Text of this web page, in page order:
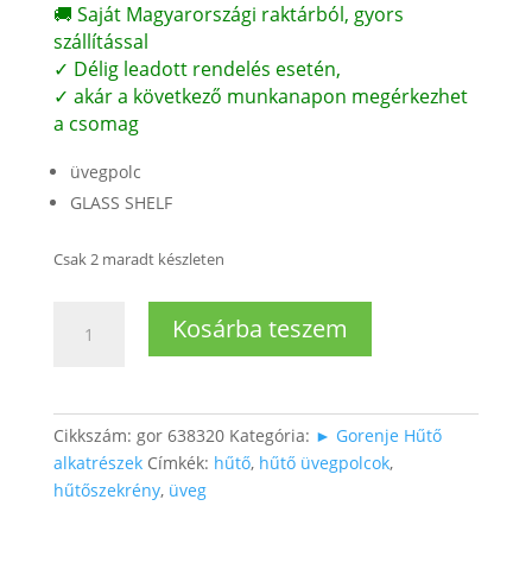
🚚 Saját Magyarországi raktárból, gyors
szállítással
✓ Délig leadott rendelés esetén,
✓ akár a következő munkanapon megérkezhet
a csomag
üvegpolc
GLASS SHELF
Csak 2 maradt készleten
üvegpolc
mennyiség
Kosárba teszem
Cikkszám: gor 638320 Kategória: ► Gorenje Hűtő
alkatrészek Címkék: hűtő, hűtő üvegpolcok,
hűtőszekrény, üveg